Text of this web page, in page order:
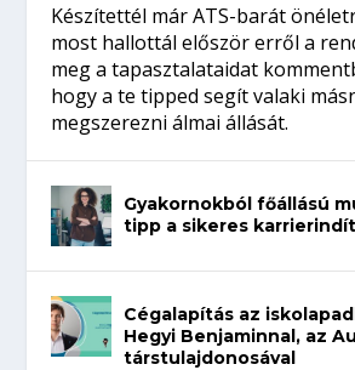
Készítettél már ATS-barát
most hallottál először erről a
meg a tapasztalataidat
hogy a te tipped segít valaki
megszerezni álmai állását.
Gyakornokból főállású
tipp a sikeres
Cégalapítás az
Hegyi Benjaminnal, az
társtulajdonosával